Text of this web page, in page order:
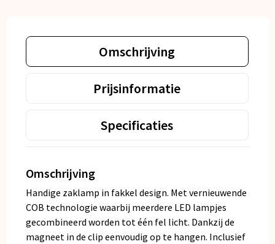
Omschrijving
Prijsinformatie
Specificaties
Omschrijving
Handige zaklamp in fakkel design. Met vernieuwende
COB technologie waarbij meerdere LED lampjes
gecombineerd worden tot één fel licht. Dankzij de
magneet in de clip eenvoudig op te hangen. Inclusief